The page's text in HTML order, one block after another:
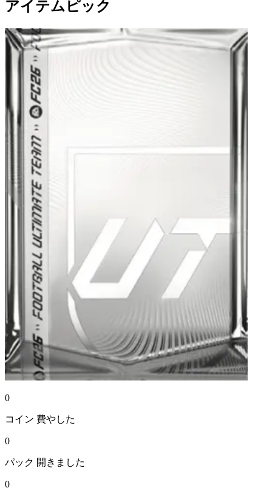
アイテムピック
0
コイン 費やした
0
パック 開きました
0